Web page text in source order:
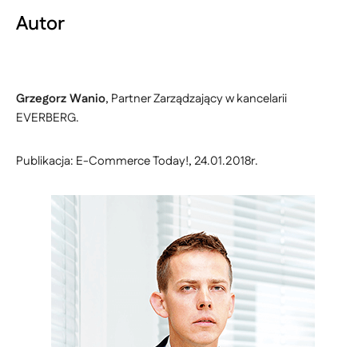
Autor
Grzegorz Wanio, Partner Zarządzający w kancelarii
EVERBERG.
Publikacja: E-Commerce Today!, 24.01.2018r.